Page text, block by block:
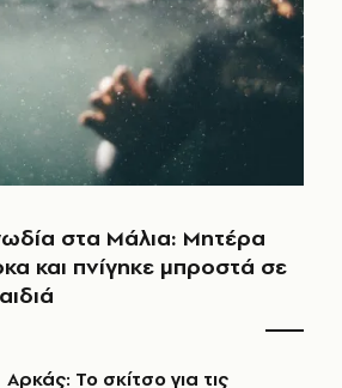
στα Μάλια: Μητέρα
και πνίγηκε μπροστά σε
Αρκάς: Το σκίτσο για τις